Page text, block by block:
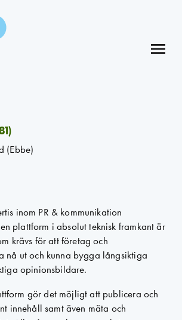
menu
(Ebbe)
inom PR & kommunikation
plattform i absolut teknisk framkant är
krävs för att företag och
nå ut och kunna bygga långsiktiga
opinionsbildare.
gör det möjligt att publicera och
innehåll samt även mäta och